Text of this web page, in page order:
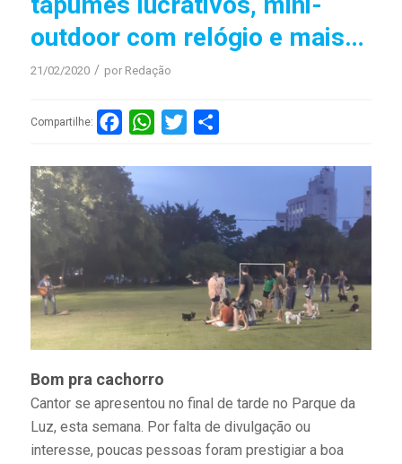
outdoor com relógio e mais…
21/02/2020 / por Redação
Compartilhe: FacebookWhatsApp
Twitter
Bom pra cachorro
Cantor se apresentou no final de tarde no Parque da
Luz, esta semana. Por falta de divulgação ou
interesse, poucas pessoas foram prestigiar a boa